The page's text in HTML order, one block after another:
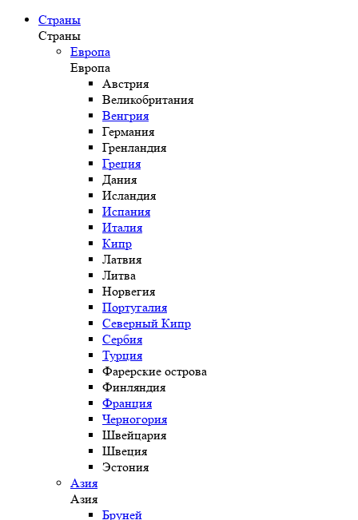
Страны
Страны
Европа
Европа
Австрия
Великобритания
Венгрия
Германия
Гренландия
Греция
Дания
Исландия
Испания
Италия
Кипр
Латвия
Литва
Норвегия
Португалия
Северный Кипр
Сербия
Турция
Фарерские острова
Финляндия
Франция
Черногория
Швейцария
Швеция
Эстония
Азия
Азия
Бруней